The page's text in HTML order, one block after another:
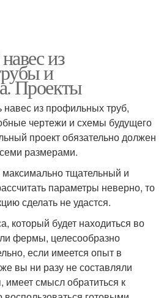
из
и
Проекты
из профильных труб,
чертежи и схемы будущего
проект обязательно должен
размерами.
тщательный и
параметры неверно, то
сделать не удастся.
который будет находиться во
фермы, целесообразно
если имеется опыт в
вы ни разу не составляли
имеет смысл обратиться к